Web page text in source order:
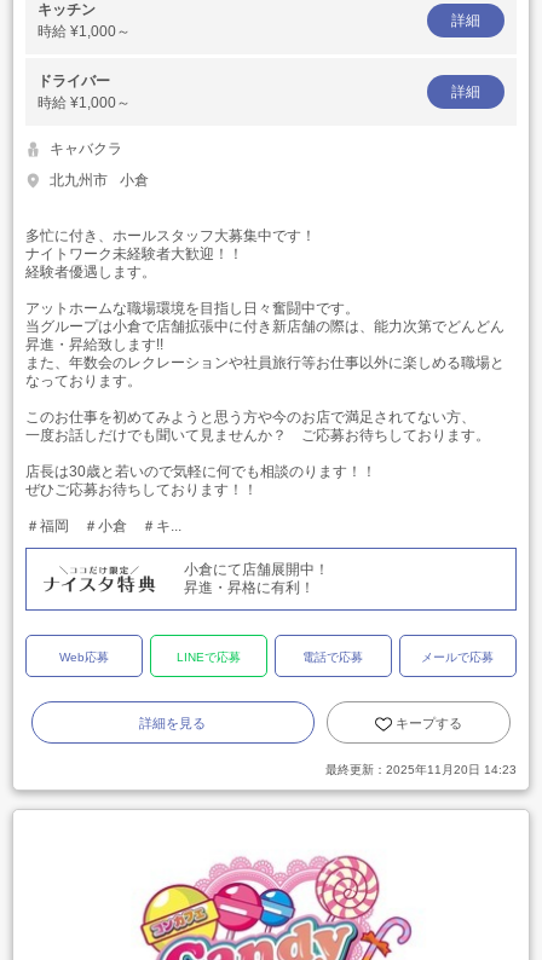
キッチン
時給 ¥1,000～
詳細
ドライバー
時給 ¥1,000～
詳細
キャバクラ
北九州市
小倉
多忙に付き、ホールスタッフ大募集中です！
ナイトワーク未経験者大歓迎！！
経験者優遇します。
アットホームな職場環境を目指し日々奮闘中です。
当グループは小倉で店舗拡張中に付き新店舗の際は、能力次第でどんどん
昇進・昇給致します!!
また、年数会のレクレーションや社員旅行等お仕事以外に楽しめる職場と
なっております。
このお仕事を初めてみようと思う方や今のお店で満足されてない方、
一度お話しだけでも聞いて見ませんか？ ご応募お待ちしております。
店長は30歳と若いので気軽に何でも相談のります！！
ぜひご応募お待ちしております！！
＃福岡 ＃小倉 ＃キ...
小倉にて店舗展開中！
昇進・昇格に有利！
Web応募 LINEで応募 電話で応募 メールで応募
詳細を見る キープする
最終更新： 2025年11月20日 14:23